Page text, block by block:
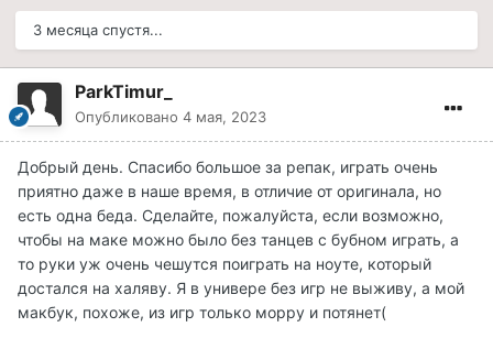
3 месяца спустя...
ParkTimur_
Опубликовано 4 мая, 2023
Добрый день. Спасибо большое за репак, играть очень
приятно даже в наше время, в отличие от оригинала, но
есть одна беда. Сделайте, пожалуйста, если возможно,
чтобы на маке можно было без танцев с бубном играть, а
то руки уж очень чешутся поиграть на ноуте, который
достался на халяву. Я в универе без игр не выживу, а мой
макбук, похоже, из игр только морру и потянет(